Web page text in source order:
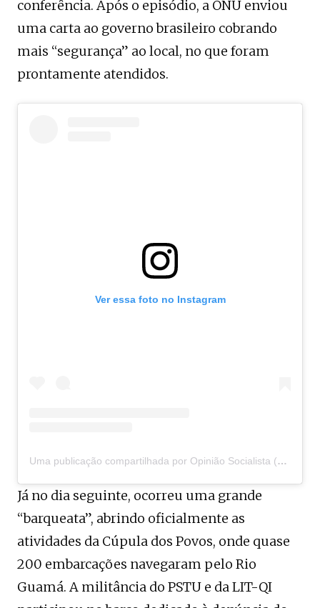
conferência. Após o episódio, a ONU enviou
uma carta ao governo brasileiro cobrando
mais “segurança” ao local, no que foram
prontamente atendidos.
Ver essa foto no Instagram
Uma publicação compartilhada por Opinião Socialista (@opiniaosocialista)
Já no dia seguinte, ocorreu uma grande
“barqueata”, abrindo oficialmente as
atividades da Cúpula dos Povos, onde quase
200 embarcações navegaram pelo Rio
Guamá. A militância do PSTU e da LIT-QI